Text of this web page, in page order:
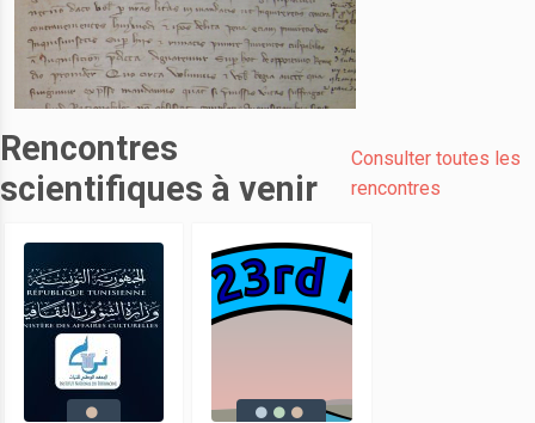
Rencontres
scientifiques à venir
Consulter toutes les
rencontres